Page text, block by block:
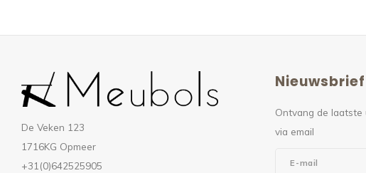
De Veken 123
1716KG Opmeer
+31(0)642525905
Nieuwsbrief
Ontvang de laatste
via email